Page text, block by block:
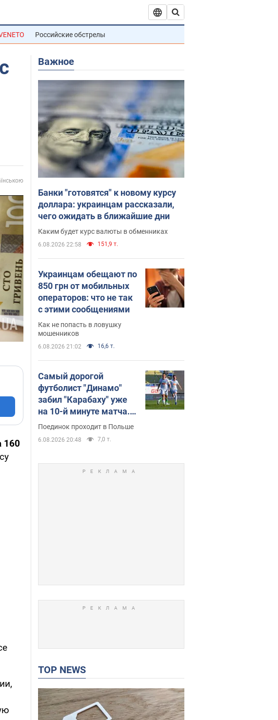
Российские обстрелы
160
Важное
Банки "готовятся" к новому курсу
доллара: украинцам рассказали,
чего ожидать в ближайшие дни
Каким будет курс валюты в обменниках
6.08.2026 22:58 151,9 т.
Украинцам обещают по
850 грн от мобильных
операторов: что не так
с этими сообщениями
Как не попасть в ловушку
мошенников
6.08.2026 21:02 16,6 т.
Самый дорогой
футболист "Динамо"
забил "Карабаху" уже
на 10-й минуте матча.
Видео
Поединок проходит в Польше
6.08.2026 20:48 7,0 т.
TOP NEWS